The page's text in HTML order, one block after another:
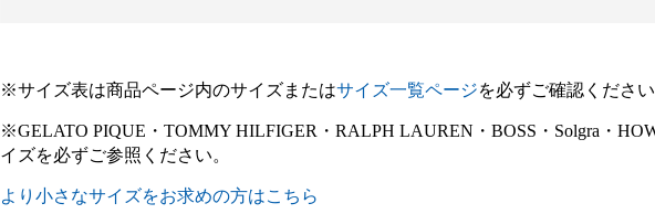
※サイズ表は商品ページ内のサイズまたはサイズ一覧ページを必ずご確認ください
※GELATO PIQUE・TOMMY HILFIGER・RALPH LAUREN・BOSS・Solgra・
イズを必ずご参照ください。
より小さなサイズをお求めの方はこちら